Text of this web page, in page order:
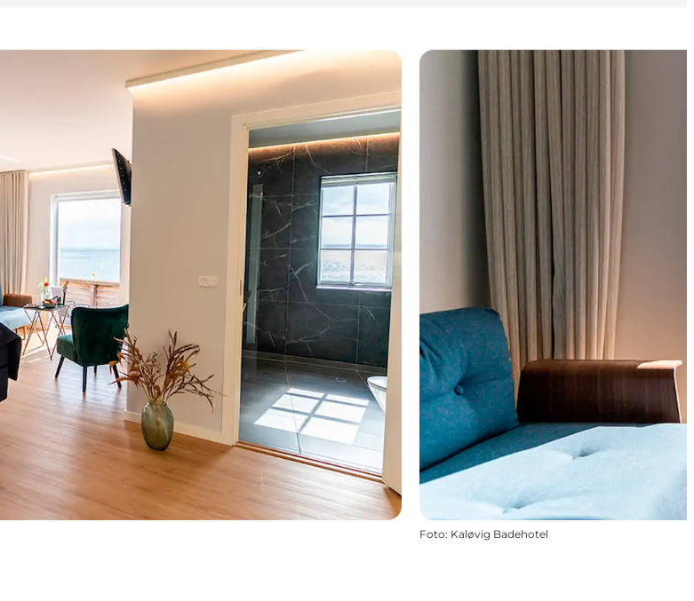
Foto: Kaløvig Badehotel